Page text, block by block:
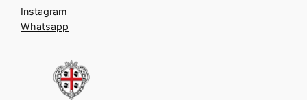
Instagram
Whatsapp